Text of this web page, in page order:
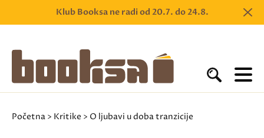
Klub Booksa ne radi od 20.7. do 24.8.
Početna > Kritike > O ljubavi u doba tranzicije